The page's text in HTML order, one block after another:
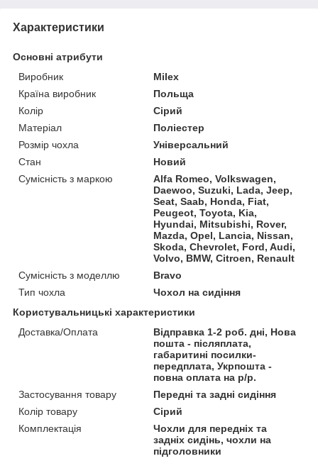
Характеристики
Основні атрибути
Виробник
Milex
Країна виробник
Польща
Колір
Сірий
Матеріал
Поліестер
Розмір чохла
Універсальний
Стан
Новий
Сумісність з маркою
Alfa Romeo, Volkswagen,
Daewoo, Suzuki, Lada, Jeep,
Seat, Saab, Honda, Fiat,
Peugeot, Toyota, Kia,
Hyundai, Mitsubishi, Rover,
Mazda, Opel, Lancia, Nissan,
Skoda, Chevrolet, Ford, Audi,
Volvo, BMW, Citroen, Renault
Сумісність з моделлю
Bravo
Тип чохла
Чохол на сидіння
Користувальницькі характеристики
Доставка/Оплата
Відправка 1-2 роб. дні, Нова
пошта - післяплата,
габаритині посилки-
передплата, Укрпошта -
повна оплата на р/р.
Застосування товару
Передні та задні сидіння
Колір товару
Сірий
Комплектація
Чохли для передніх та
задніх сидінь, чохли на
підголовники